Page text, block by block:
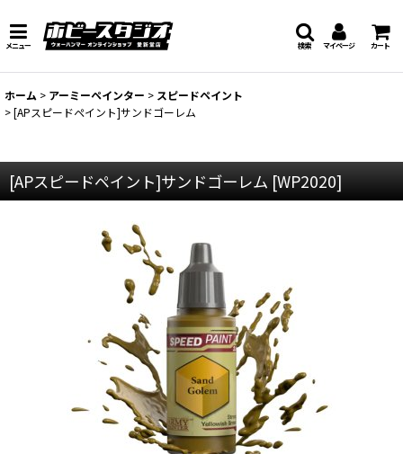
メニュー マイページ カート
検索
ホーム > アーミーペインター > スピードペイント
>[APスピードペイント]サンドゴーレム
[APスピードペイント]サンドゴーレム [WP2020]